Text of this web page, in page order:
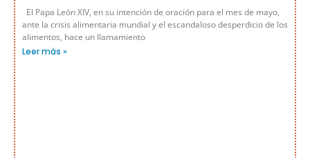
El Papa León XIV, en su intención de oración para el mes de mayo,
ante la crisis alimentaria mundial y el escandaloso desperdicio de los
alimentos, hace un llamamiento
Leer más »